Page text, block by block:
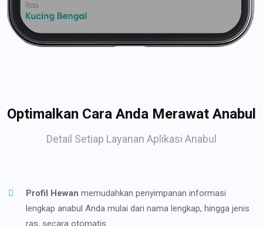
Optimalkan Cara Anda Merawat Anabul
Detail Setiap Layanan Aplikasi Anabul
Profil Hewan memudahkan penyimpanan informasi
lengkap anabul Anda mulai dari nama lengkap, hingga jenis
ras, secara otomatis.